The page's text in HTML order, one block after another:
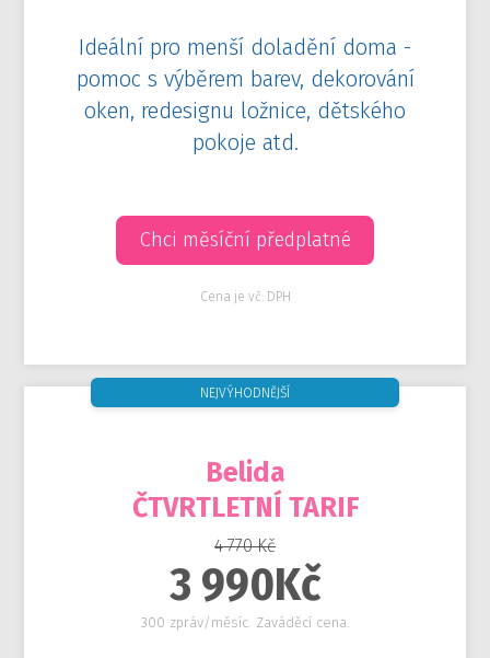
Ideální pro menší doladění doma -
pomoc s výběrem barev, dekorování
oken, redesignu ložnice, dětského
pokoje atd.
Chci měsíční předplatné
Cena je vč. DPH
Belida
ČTVRTLETNÍ TARIF
4 770 Kč
3 990Kč
300 zpráv/měsíc. Zaváděcí cena.
NEJVÝHODNĚJŠÍ